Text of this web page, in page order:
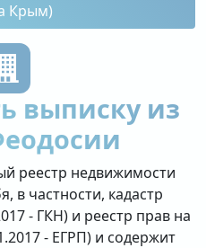
Крым)
выписку из
реестр недвижимости
в частности, кадастр
- ГКН) и реестр прав на
- ЕГРП) и содержит